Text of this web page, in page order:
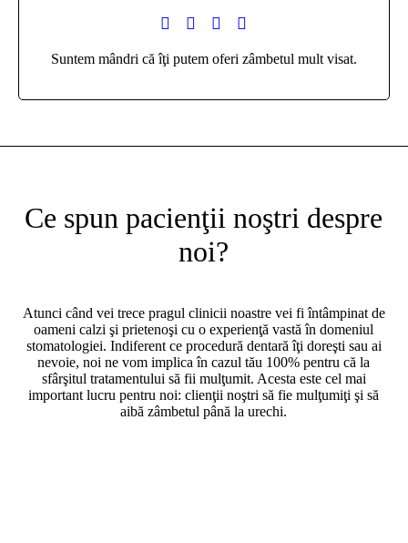
Suntem mândri că îţi putem oferi zâmbetul mult visat.
Ce spun pacienţii noştri despre
noi?
Atunci când vei trece pragul clinicii noastre vei fi întâmpinat de
oameni calzi şi prietenoşi cu o experienţă vastă în domeniul
stomatologiei. Indiferent ce procedură dentară îţi doreşti sau ai
nevoie, noi ne vom implica în cazul tău 100% pentru că la
sfârşitul tratamentului să fii mulţumit. Acesta este cel mai
important lucru pentru noi: clienţii noştri să fie mulţumiţi şi să
aibă zâmbetul până la urechi.